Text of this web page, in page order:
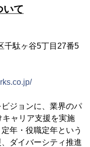
いて
千駄ヶ⾕5丁⽬27番5
ジョンに、業界のパ
ャリア支援を実施
年・役職定年という
ダイバーシティ推進